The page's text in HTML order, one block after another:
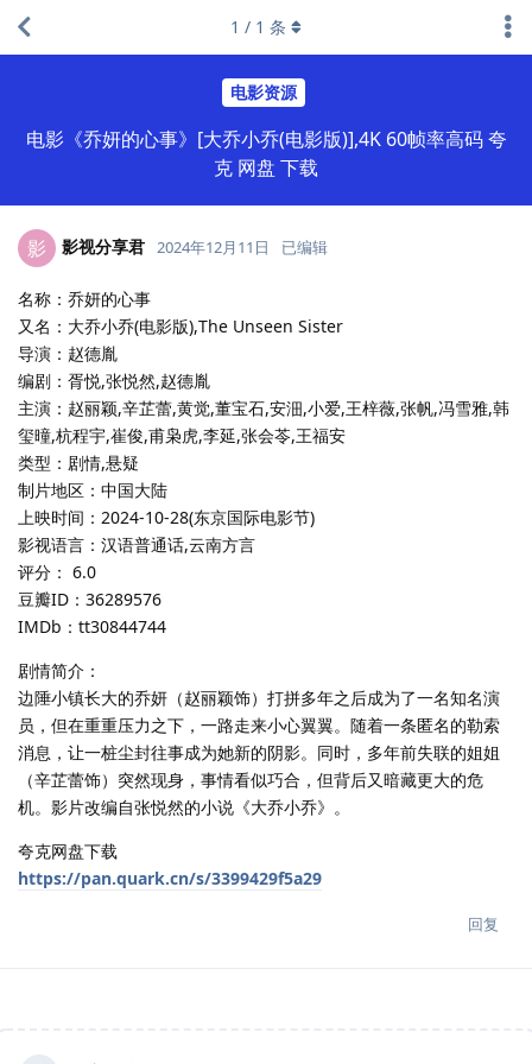
电影资源
电影《乔妍的心事》[大乔小乔(电影版)],4K 60帧率高码 夸
克 网盘 下载
1 / 1 条
影 影视分享君 2024年12月11日 已编辑
名称：乔妍的心事
又名：大乔小乔(电影版),The Unseen Sister
导演：赵德胤
编剧：胥悦,张悦然,赵德胤
主演：赵丽颖,辛芷蕾,黄觉,董宝石,安沺,小爱,王梓薇,张帆,冯雪雅,韩
玺曈,杭程宇,崔俊,甫枭虎,李延,张会苓,王福安
类型：剧情,悬疑
制片地区：中国大陆
上映时间：2024-10-28(东京国际电影节)
影视语言：汉语普通话,云南方言
评分： 6.0
豆瓣ID：36289576
IMDb：tt30844744
剧情简介：
边陲小镇长大的乔妍（赵丽颖饰）打拼多年之后成为了一名知名演
员，但在重重压力之下，一路走来小心翼翼。随着一条匿名的勒索
消息，让一桩尘封往事成为她新的阴影。同时，多年前失联的姐姐
（辛芷蕾饰）突然现身，事情看似巧合，但背后又暗藏更大的危
机。影片改编自张悦然的小说《大乔小乔》。
夸克网盘下载
https://pan.quark.cn/s/3399429f5a29
回复